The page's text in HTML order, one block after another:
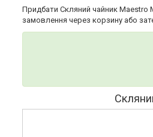
Придбати Скляний чайник Maestro
замовлення через корзину або